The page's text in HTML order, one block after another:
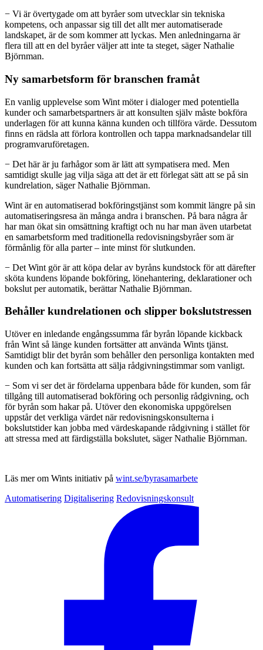
− Vi är övertygade om att byråer som utvecklar sin tekniska
kompetens, och anpassar sig till det allt mer automatiserade
landskapet, är de som kommer att lyckas. Men anledningarna är
flera till att en del byråer väljer att inte ta steget, säger Nathalie
Björnman.
Ny samarbetsform för branschen framåt
En vanlig upplevelse som Wint möter i dialoger med potentiella
kunder och samarbetspartners är att konsulten själv måste bokföra
underlagen för att kunna känna kunden och tillföra värde. Dessutom
finns en rädsla att förlora kontrollen och tappa marknadsandelar till
programvaruföretagen.
− Det här är ju farhågor som är lätt att sympatisera med. Men
samtidigt skulle jag vilja säga att det är ett förlegat sätt att se på sin
kundrelation, säger Nathalie Björnman.
Wint är en automatiserad bokföringstjänst som kommit längre på sin
automatiseringsresa än många andra i branschen. På bara några år
har man ökat sin omsättning kraftigt och nu har man även utarbetat
en samarbetsform med traditionella redovisningsbyråer som är
förmånlig för alla parter – inte minst för slutkunden.
− Det Wint gör är att köpa delar av byråns kundstock för att därefter
sköta kundens löpande bokföring, lönehantering, deklarationer och
bokslut per automatik, berättar Nathalie Björnman.
Behåller kundrelationen och slipper bokslutstressen
Utöver en inledande engångssumma får byrån löpande kickback
från Wint så länge kunden fortsätter att använda Wints tjänst.
Samtidigt blir det byrån som behåller den personliga kontakten med
kunden och kan fortsätta att sälja rådgivningstimmar som vanligt.
− Som vi ser det är fördelarna uppenbara både för kunden, som får
tillgång till automatiserad bokföring och personlig rådgivning, och
för byrån som hakar på. Utöver den ekonomiska uppgörelsen
uppstår det verkliga värdet när redovisningskonsulterna i
bokslutstider kan jobba med värdeskapande rådgivning i stället för
att stressa med att färdigställa bokslutet, säger Nathalie Björnman.
Läs mer om Wints initiativ på wint.se/byrasamarbete
Automatisering Digitalisering Redovisningskonsult